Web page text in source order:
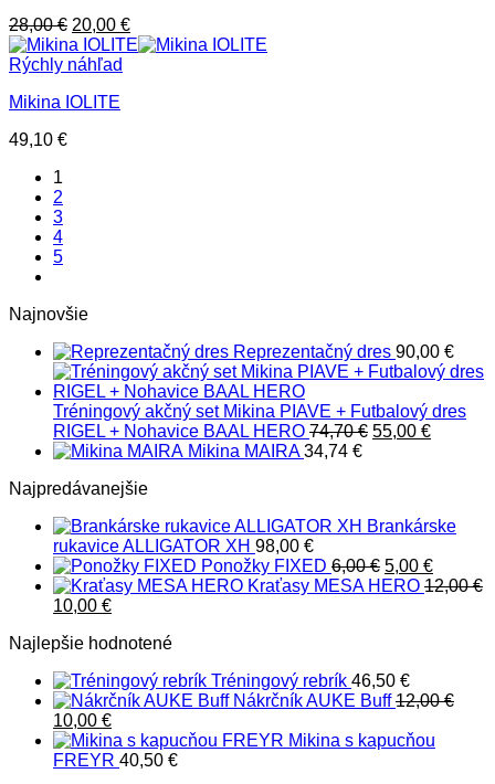
28,00€ Pôvodná
cena
bola:
20,00 €Aktuálna
cena
Rýchly náhľad
Mikina IOLITE
49,10 €
1
2
3
4
5
Najnovšie
Reprezentačný dres 90,00 €
Tréningový akčný set Mikina PIAVE + Futbalový dres
RIGEL + Nohavice BAAL HERO 74,70€ Pôvodná
55,00 €
Mikina MAIRA 34,74 €
Najpredávanejšie
Brankárske
rukavice ALLIGATOR XH 98,00 €
Ponožky FIXED 6,00€ Pôvodná
cena
5,00 €
cena
Kraťasy MESA HERO 12,00€
Pôvodná
bola:
10,00 €Aktuálna
je:
Najlepšie hodnotené
Tréningový rebrík 46,50 €
Nákrčník AUKE Buff 12,00€
Pôvodná
cena
bola:
10,00 €Aktuálna
cena
je:
Mikina s kapucňou
FREYR 40,50 €